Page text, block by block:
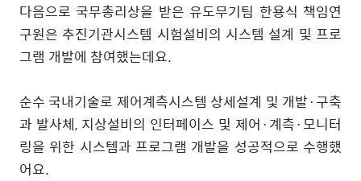
다음으로 국무총리상을 받은 유도무기팀 한용식 책임연
구원은 추진기관시스템 시험설비의 시스템 설계 및 프로
그램 개발에 참여했는데요.
순수 국내기술로 제어계측시스템 상세설계 및 개발·구축
과 발사체, 지상설비의 인터페이스 및 제어·계측·모니터
링을 위한 시스템과 프로그램 개발을 성공적으로 수행했
어요.